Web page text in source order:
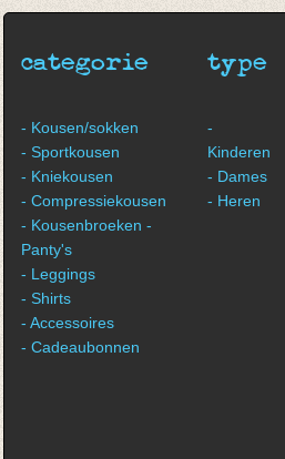
categorie
- Kousen/sokken
- Sportkousen
- Kniekousen
- Compressiekousen
- Kousenbroeken -
Panty's
- Leggings
- Shirts
- Accessoires
- Cadeaubonnen
type
-
Kinderen
- Dames
- Heren